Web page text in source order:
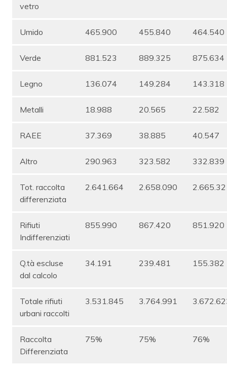
vetro
Umido 465.900 455.840 464.540
Verde 881.523 889.325 875.634
Legno 136.074 149.284 143.318
Metalli 18.988 20.565 22.582
RAEE 37.369 38.885 40.547
Altro 290.963 323.582 332.839
Tot. raccolta
differenziata
2.641.664 2.658.090
Rifiuti
Indifferenziati
855.990 867.420 851.920
Q.tà escluse
dal calcolo
34.191 239.481 155.382
Totale rifiuti
urbani raccolti
3.531.845 3.764.991
Raccolta
Differenziata
75% 75% 76%